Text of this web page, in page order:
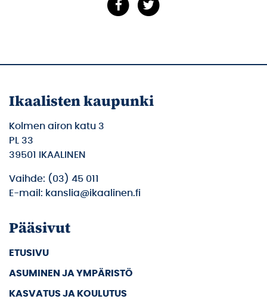
Ikaalisten kaupunki
Kolmen airon katu 3
PL 33
39501 IKAALINEN
Vaihde: (03) 45 011
E-mail: kanslia@ikaalinen.fi
Pääsivut
ETUSIVU
ASUMINEN JA YMPÄRISTÖ
KASVATUS JA KOULUTUS